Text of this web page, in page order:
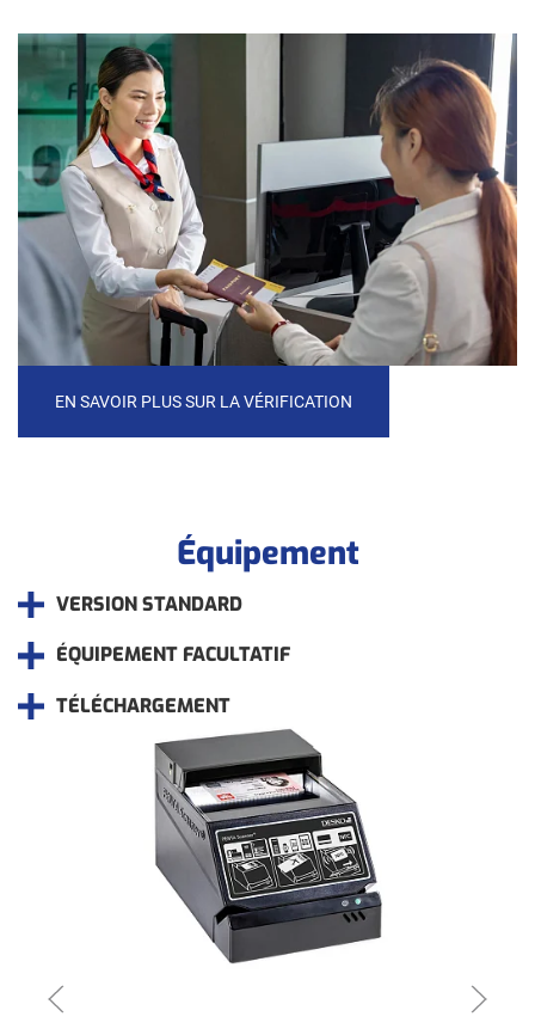
EN SAVOIR PLUS SUR LA VÉRIFICATION
Équipement
VERSION STANDARD
ÉQUIPEMENT FACULTATIF
TÉLÉCHARGEMENT